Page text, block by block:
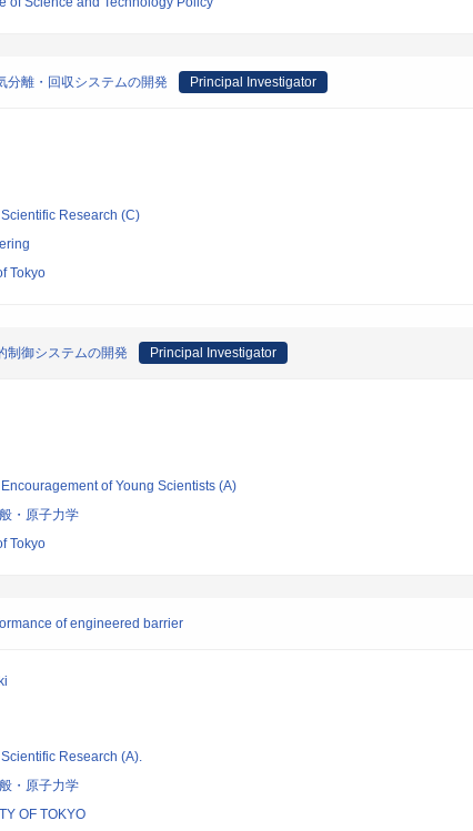
分離・回収システムの開発 Principal Investigator
Research (C)
Tokyo
制御システムの開発 Principal Investigator
of Young Scientists (A)
・原子力学
Tokyo
of engineered barrier
Research (A).
・原子力学
OF TOKYO